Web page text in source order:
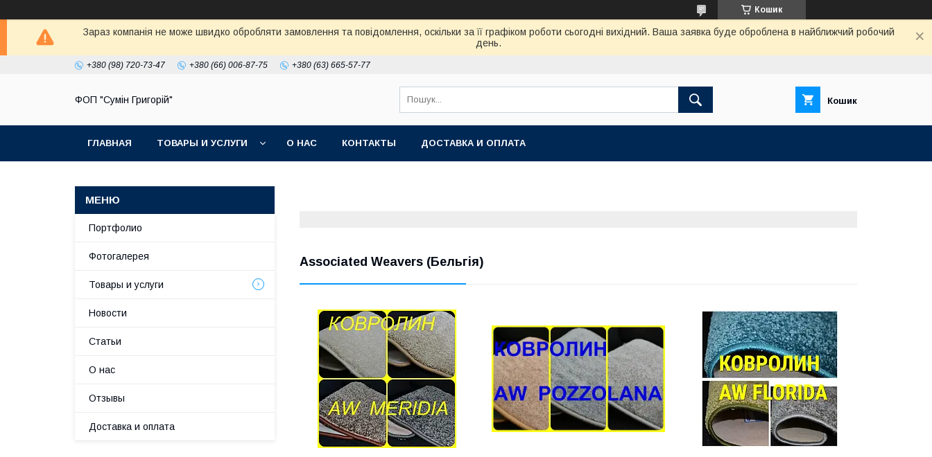
Кошик
Зараз компанія не може швидко обробляти замовлення та повідомлення, оскільки за її графіком роботи сьогодні вихідний. Ваша заявка буде оброблена в найближчий робочий
день.
+380 (98) 720-73-47 +380 (66) 006-87-75 +380 (63) 665-57-77
ФОП "Сумін Григорій" Кошик
ГЛАВНАЯ ТОВАРЫ И УСЛУГИ О НАС КОНТАКТЫ ДОСТАВКА И ОПЛАТА
Аssociated Weavers (Бельгія)
Портфолио
Фотогалерея
Товары и услуги
Новости
Статьи
О нас
Отзывы
Доставка и оплата